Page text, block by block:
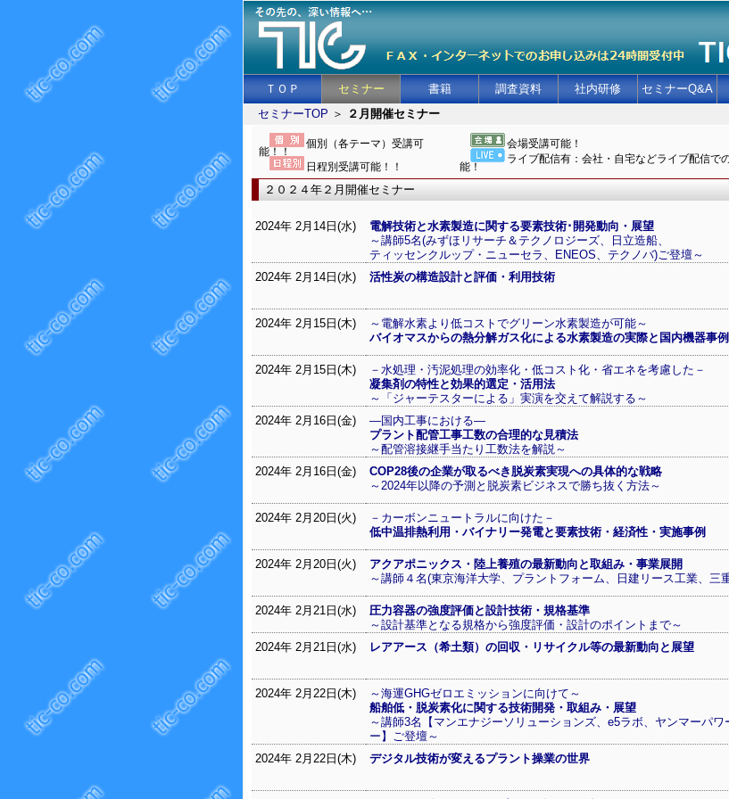
ＴＯＰ セミナー 書籍 調査資料 社内研修 セミナーQ&A
セミナーTOP ＞ ２月開催セミナー
個別（各テーマ）受講可
能！！
日程別受講可能！！
会場受講可能！
ライブ配信有：会社・自宅などライブ配信で
能！
２０２４年２月開催セミナー
2024年 2月14日(水)
電解技術と水素製造に関する要素技術･開発動向・展望
～講師5名(みずほリサーチ＆テクノロジーズ、日立造船、
ティッセンクルップ・ニューセラ、ENEOS、テクノバ)ご登壇～
2024年 2月14日(水) 活性炭の構造設計と評価・利用技術
2024年 2月15日(木)
～電解水素より低コストでグリーン水素製造が可能～
バイオマスからの熱分解ガス化による水素製造の実際と国内機器事例
2024年 2月15日(木)
－水処理・汚泥処理の効率化・低コスト化・省エネを考慮した－
凝集剤の特性と効果的選定・活用法
～「ジャーテスターによる」実演を交えて解説する～
2024年 2月16日(金)
―国内工事における―
プラント配管工事工数の合理的な見積法
～配管溶接継手当たり工数法を解説～
2024年 2月16日(金)
COP28後の企業が取るべき脱炭素実現への具体的な戦略
～2024年以降の予測と脱炭素ビジネスで勝ち抜く方法～
2024年 2月20日(火)
－カーボンニュートラルに向けた－
低中温排熱利用・バイナリー発電と要素技術・経済性・実施事例
2024年 2月20日(火)
アクアポニックス・陸上養殖の最新動向と取組み・事業展開
～講師４名(東京海洋大学、プラントフォーム、日建リース工業、三
2024年 2月21日(水)
圧力容器の強度評価と設計技術・規格基準
～設計基準となる規格から強度評価・設計のポイントまで～
2024年 2月21日(水) レアアース（希土類）の回収・リサイクル等の最新動向と展望
2024年 2月22日(木)
～海運GHGゼロエミッションに向けて～
船舶低・脱炭素化に関する技術開発・取組み・展望
～講師3名【マンエナジーソリューションズ、e5ラボ、ヤンマーパワ
ー】ご登壇～
2024年 2月22日(木) デジタル技術が変えるプラント操業の世界